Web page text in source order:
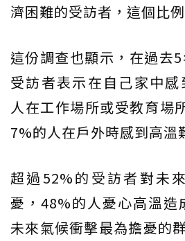
濟困難的受訪者，這個比
這份調查也顯示，在過去
受訪者表示在自己家中
人在工作場所或受教育場
7%的人在戶外時感到高溫
超過52%的受訪者對未
憂，48%的人憂心高溫造
未來氣候衝擊最為擔憂的